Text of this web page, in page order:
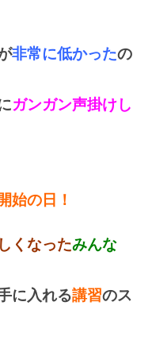
非常に低かったの
ガンガン声掛けし
始の日！
くなったみんな
に入れる講習のス